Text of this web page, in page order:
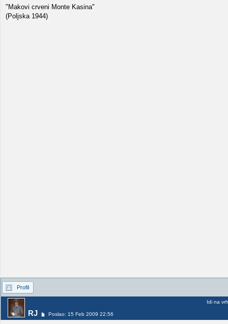
"Makovi crveni Monte Kasina"
(Poljska 1944)
Profil
RJ Poslao: 15 Feb 2009 22:56
Idi na vrh